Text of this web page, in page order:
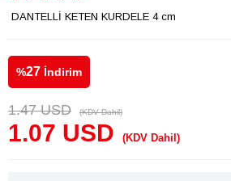
DANTELLİ KETEN KURDELE 4 cm
%27 İndirim
1.47 USD (KDV Dahil)
1.07 USD (KDV Dahil)